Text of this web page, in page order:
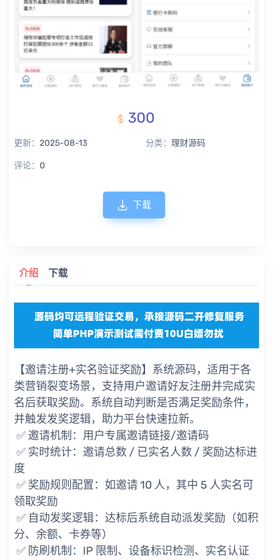
300
更新： 2025-08-13 分类： 理财源码
评论： 0
下载
介绍 下载
【邀请注册+实名验证奖励】系统源码，适用于各
类营销裂变场景，支持用户邀请好友注册并完成实
名后获取奖励。系统自动判断是否满足奖励条件，
并触发发奖逻辑，助力平台快速拉新。
✅ 邀请机制：用户专属邀请链接/邀请码
✅ 实时统计：邀请总数 / 已实名人数 / 奖励达标进
度
✅ 奖励规则配置：如邀请 10 人，其中 5 人实名可
领取奖励
✅ 自动发奖逻辑：达标后系统自动派发奖励（如积
分、余额、卡券等）
✅ 防刷机制：IP 限制、设备标识检测、实名认证